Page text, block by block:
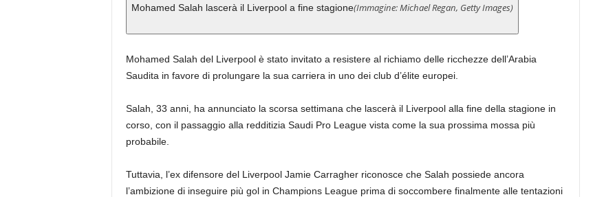
Mohamed Salah lascerà il Liverpool a fine stagione(Immagine: Michael Regan, Getty Images)
Mohamed Salah del Liverpool è stato invitato a resistere al richiamo delle ricchezze dell’Arabia
Saudita in favore di prolungare la sua carriera in uno dei club d’élite europei.
Salah, 33 anni, ha annunciato la scorsa settimana che lascerà il Liverpool alla fine della stagione in
corso, con il passaggio alla redditizia Saudi Pro League vista come la sua prossima mossa più
probabile.
Tuttavia, l’ex difensore del Liverpool Jamie Carragher riconosce che Salah possiede ancora
l’ambizione di inseguire più gol in Champions League prima di soccombere finalmente alle tentazioni